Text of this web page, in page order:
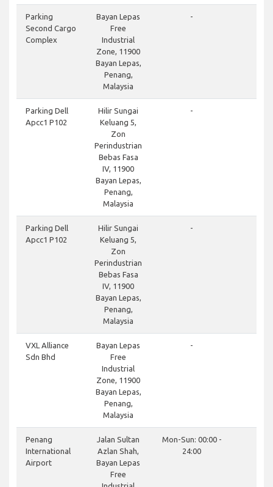
Parking
Second Cargo
Complex
Bayan Lepas
Free
Industrial
Zone, 11900
Bayan Lepas,
Penang,
Malaysia
-
Parking Dell
Apcc1 P102
Hilir Sungai
Keluang 5,
Zon
Perindustrian
Bebas Fasa
IV, 11900
Bayan Lepas,
Penang,
Malaysia
-
Parking Dell
Apcc1 P102
Hilir Sungai
Keluang 5,
Zon
Perindustrian
Bebas Fasa
IV, 11900
Bayan Lepas,
Penang,
Malaysia
-
VXL Alliance
Sdn Bhd
Bayan Lepas
Free
Industrial
Zone, 11900
Bayan Lepas,
Penang,
Malaysia
-
Penang
International
Airport
Jalan Sultan
Azlan Shah,
Bayan Lepas
Free
Mon-Sun: 00:00 -
24:00